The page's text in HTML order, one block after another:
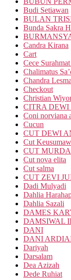
Budi Setiawan
BULAN
Bunda Sakra
Candra Kirana
Cart
Cece
Chalimatus
Chandra
Checkout
Christian
CITRA
Coni norviana
Cucun
CUT DEWI
Cut
CUT
Cut nova elita
Cut salma
CUT ZEVI
Dadi Mulyadi
Dahlia
Dahlia Sazali
DAMES
DAMSIWAL
DANI
DANI
Dariyah
Darsalam
Dea Azizah
Dede Ruhiat